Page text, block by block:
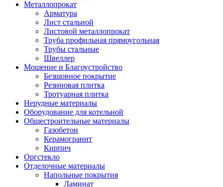
Металлопрокат
Арматура
Лист стальной
Листовой металлопрокат
Труба профильная прямоугольная
Трубы стальные
Швеллер
Мощение и Благоустройство
Безшовное покрытие
Резиновая плитка
Тротуарная плитка
Нерудные материалы
Оборудование для котельной
Общестроительные материалы
Газобетон
Керамогранит
Кирпич
Оргстекло
Отделочные материалы
Напольные покрытия
Ламинат